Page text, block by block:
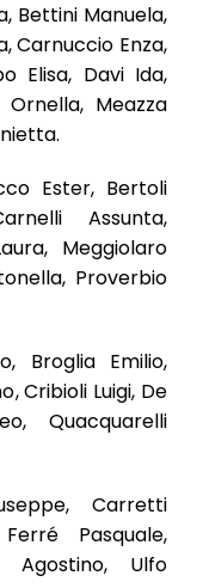
Bettini Manuela,
Carnuccio Enza,
Elisa, Davi Ida,
Ornella, Meazza
Ester, Bertoli
Assunta,
Meggiolaro
Proverbio
Broglia Emilio,
Cribioli Luigi, De
Quacquarelli
Carretti
Pasquale,
Agostino, Ulfo